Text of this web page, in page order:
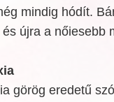
mindig hódít.
újra a nőiesebb
görög eredetű